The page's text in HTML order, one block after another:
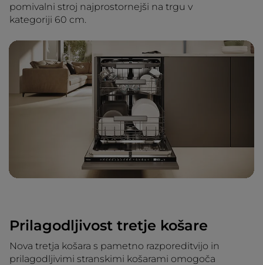
pomivalni stroj najprostornejši na trgu v
kategoriji 60 cm.
Prilagodljivost tretje košare
Nova tretja košara s pametno razporeditvijo in
prilagodljivimi stranskimi košarami omogoča